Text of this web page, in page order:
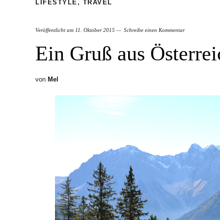
LIFESTYLE , TRAVEL
Veröffentlicht am 11. Oktober 2015 Schreibe einen Kommentar
Ein Gruß aus
von Mel